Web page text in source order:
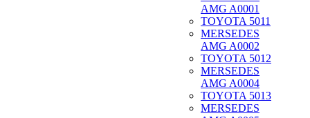
AMG A0001
TOYOTA 5011
MERSEDES
AMG A0002
TOYOTA 5012
MERSEDES
AMG A0004
TOYOTA 5013
MERSEDES